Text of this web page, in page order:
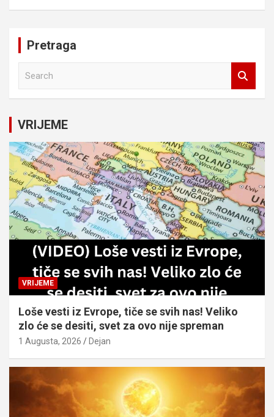
Pretraga
c
h
VRIJEME
VRIJEME
Loše vesti iz Evrope, tiče se svih nas! Veliko
zlo će se desiti, svet za ovo nije spreman
1 Augusta, 2026 Dejan